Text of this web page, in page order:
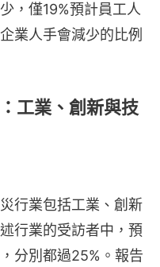
，僅19%預計員工人
業人手會減少的比例
工業、創新與技
行業包括工業、創新
行業的受訪者中，預
分別都過25%。報告